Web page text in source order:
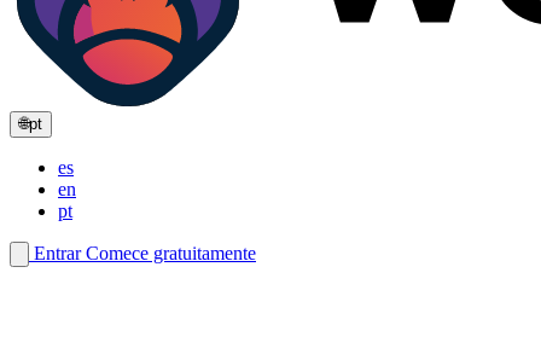
🌐pt
es
en
pt
EntrarComece gratuitamente